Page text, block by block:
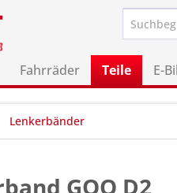
Fahrräder Teile E-
Lenkerbänder
GOO D2